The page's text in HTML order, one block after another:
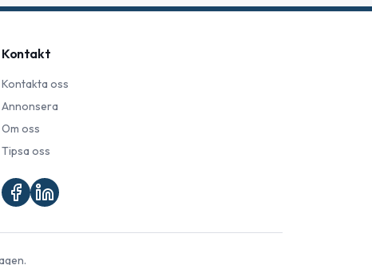
Kontakt
Kontakta oss
Annonsera
Om oss
Tipsa oss